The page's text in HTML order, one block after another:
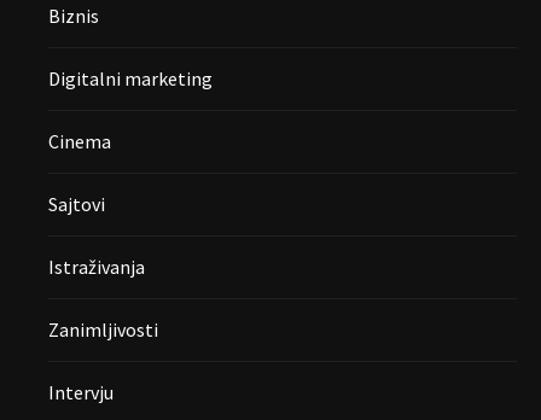
Biznis
Digitalni marketing
Cinema
Sajtovi
Istraživanja
Zanimljivosti
Intervju